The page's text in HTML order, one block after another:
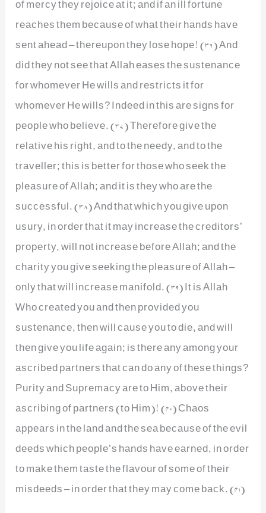
reaches them because of what their hands have
sent ahead – thereupon they lose hope! (36) And
did they not see that Allah eases the sustenance
for whomever He wills and restricts it for
whomever He wills? Indeed in this are signs for
people who believe. (37) Therefore give the
relative his right, and to the needy, and to the
traveller; this is better for those who seek the
pleasure of Allah; and it is they who are the
successful. (38) And that which you give upon
usury, in order that it may increase the creditors’
property, will not increase before Allah; and the
charity you give seeking the pleasure of Allah –
only that will increase manifold. (39) It is Allah
Who created you and then provided you
sustenance, then will cause you to die, and will
then give you life again; is there any among your
ascribed partners that can do any of these things?
Purity and Supremacy are to Him, above their
ascribing of partners (to Him)! (40) Chaos
appears in the land and the sea because of the evil
deeds which people’s hands have earned, in order
to make them taste the flavour of some of their
misdeeds – in order that they may come back. (41)